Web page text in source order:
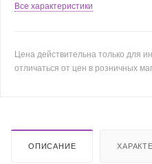
Все характеристики
Цена действительна только для
отличаться от цен в розничных
ОПИСАНИЕ